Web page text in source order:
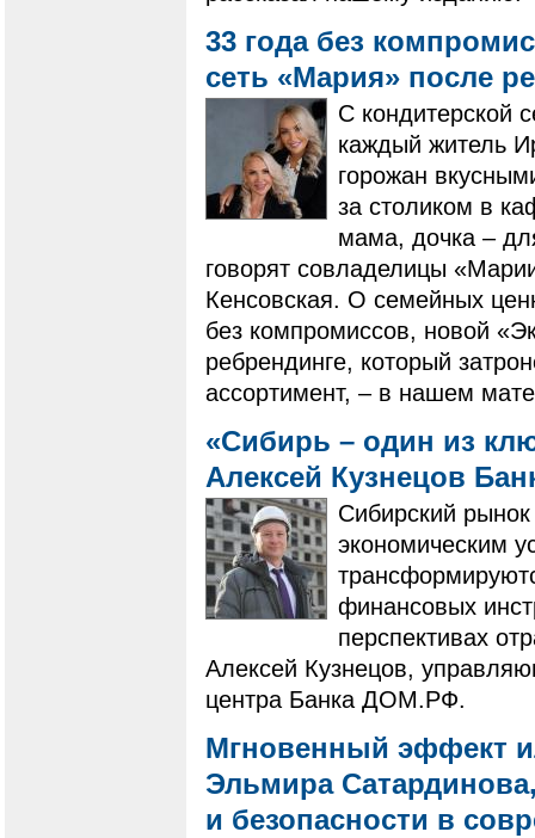
33 года без
сеть «Мария» после
С кондитерской
каждый житель
горожан
за столиком в
мама, дочка –
говорят совладелицы
Кенсовская. О семейных
без компромиссов, новой
ребрендинге, который
ассортимент, – в нашем
«Сибирь – один из
Алексей Кузнецов
Сибирский
экономическим
финансовых
перспективах
Алексей Кузнецов,
центра Банка ДОМ.РФ.
Мгновенный эффект
Эльмира
и безопасности в